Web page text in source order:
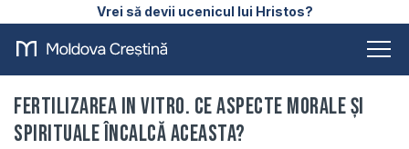
Vrei să devii ucenicul lui Hristos?
FERTILIZAREA IN VITRO. Ce aspecte morale și
spirituale încalcă aceasta?